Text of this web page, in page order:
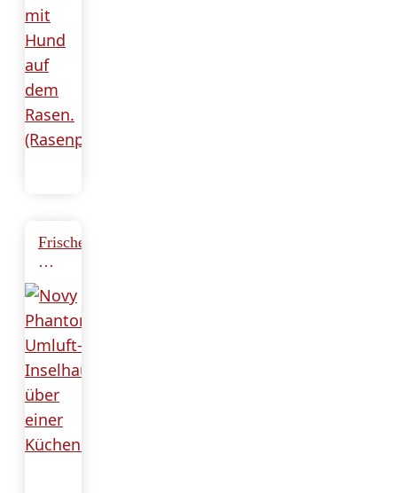
jeden
Garten
Frischer
Wind
Küchendesign